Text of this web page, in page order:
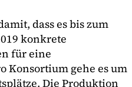
dass es bis zum
konkrete
für eine
Konsortium gehe es um
Die Produktion